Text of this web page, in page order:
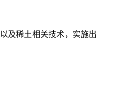
及稀土相关技术，实施出